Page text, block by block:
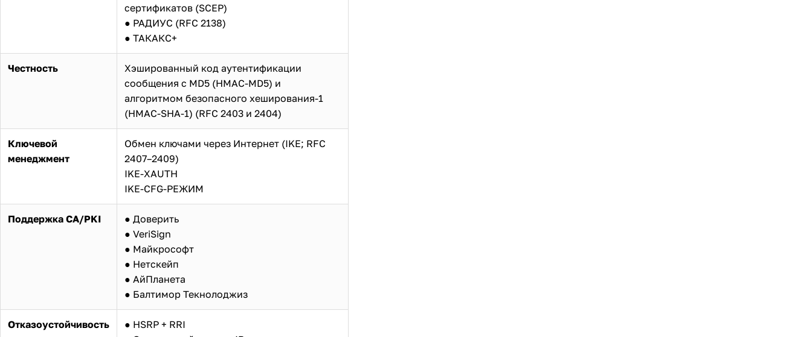
сертификатов (SCEP)
● РАДИУС (RFC 2138)
● ТАКАКС+
Честность
Хэшированный код аутентификации
сообщения с MD5 (HMAC-MD5) и
алгоритмом безопасного хеширования-1
(HMAC-SHA-1) (RFC 2403 и 2404)
Ключевой
менеджмент
Обмен ключами через Интернет (IKE; RFC
2407–2409)
IKE-XAUTH
IKE-CFG-РЕЖИМ
Поддержка CA/PKI
● Доверить
● VeriSign
● Майкрософт
● Нетскейп
● АйПланета
● Балтимор Текнолоджиз
Отказоустойчивость
● HSRP + RRI